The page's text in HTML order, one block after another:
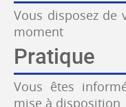
Vous disposez de
moment
Pratique
Vous êtes
mise à disposition